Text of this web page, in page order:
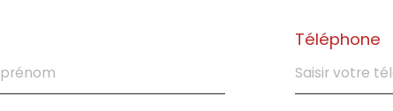
Téléphone